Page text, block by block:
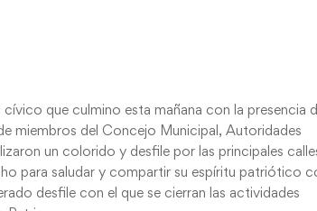
que culmino esta mañana con la presencia
miembros del Concejo Municipal, Autoridades
un colorido y desfile por las principales
para saludar y compartir su espíritu patriótico
desfile con el que se cierran las actividades